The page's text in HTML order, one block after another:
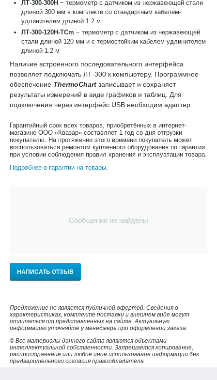
ЛТ-300-300Н − термометр с датчиком из нержавеющей стали
длиной 300 мм в комплекте со стандартным кабелем-
удлинителем длиной 1.2 м
ЛТ-300-120Н-ТСm − термометр с датчиком из нержавеющей
стали длиной 120 мм и с термостойким кабелем-удлинителем
длиной 1.2 м
Наличие встроенного последовательного интерфейса
позволяет подключать ЛТ-300 к компьютеру. Программное
обеспечение ThermoChart записывает и сохраняет
результаты измерений в виде графиков и таблиц. Для
подключения через интерфейс USB необходим адаптер.
Гарантийный срок всех товаров, приобретённых в интернет-
магазине ООО «Квазар» составляет 1 год со дня отгрузки
покупателю. На протяжении этого времени покупатель может
воспользоваться ремонтом купленного оборудования по гарантии
при условии соблюдения правил хранения и эксплуатации товара.
Подробнее о гарантии на товары.
Сообщения не найдены
НАПИСАТЬ ОТЗЫВ
Предложение не является публичной офертой. Сведения о
характеристиках, комплекте поставки и внешнем виде могут
отличаться от представленных на сайте. Актуальную
информацию уточняйте у менеджера при оформлении заказа.
© Все материалы данного сайта являются объектами
интеллектуальной собственности. Запрещается копирование,
распространение или любое иное использование информации без
предварительного согласия правообладателя.